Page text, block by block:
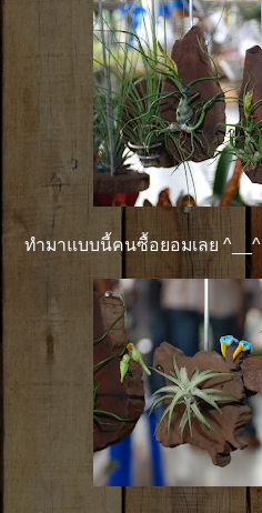
ทำมาแบบนี้คนซื้อยอมเลย ^__^